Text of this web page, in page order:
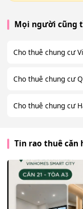
Mọi người cũng
Cho thuê chung cư
Cho thuê chung cư
Cho thuê chung cư
Tin rao thuê căn